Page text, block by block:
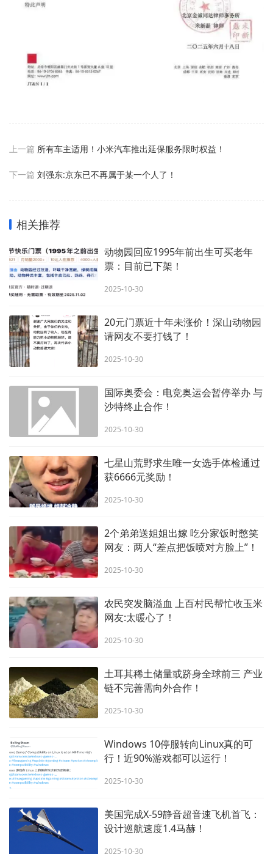
上一篇 所有车主适用！小米汽车推出延保服务限时权益！
下一篇 刘强东:京东已不再属于某一个人了！
相关推荐
动物园回应1995年前出生可买老年
票：目前已下架！
2025-10-30
20元门票近十年未涨价！深山动物园
请网友不要打钱了！
2025-10-30
国际奥委会：电竞奥运会暂停举办 与
沙特终止合作！
2025-10-30
七星山荒野求生唯一女选手体检通过
获6666元奖励！
2025-10-30
2个弟弟送姐姐出嫁 吃分家饭时憋笑
网友：两人“差点把饭喷对方脸上”！
2025-10-30
农民突发脑溢血 上百村民帮忙收玉米
网友:太暖心了！
2025-10-30
土耳其稀土储量或跻身全球前三 产业
链不完善需向外合作！
2025-10-30
Windows 10停服转向Linux真的可
行！近90%游戏都可以运行！
2025-10-30
美国完成X-59静音超音速飞机首飞：
设计巡航速度1.4马赫！
2025-10-30